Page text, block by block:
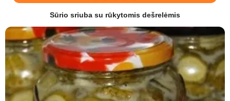
Sūrio sriuba su rūkytomis dešrelėmis